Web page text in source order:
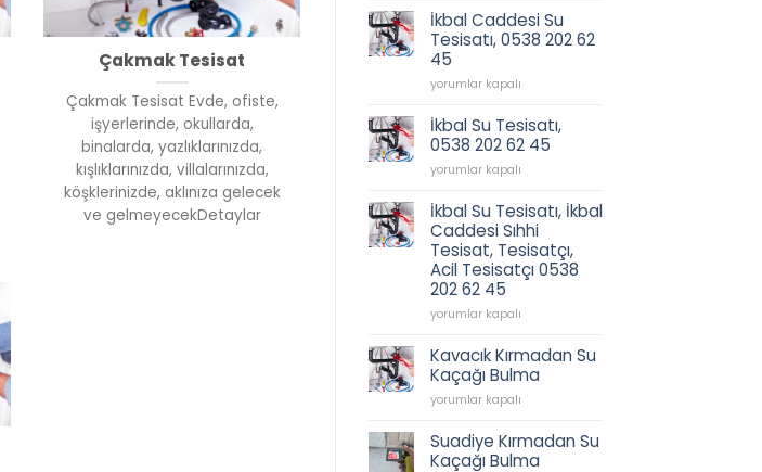
Çakmak Tesisat
Çakmak Tesisat Evde, ofiste,
işyerlerinde, okullarda,
binalarda, yazlıklarınızda,
kışlıklarınızda, villalarınızda,
köşklerinizde, aklınıza gelecek
ve gelmeyecekDetaylar
için
için
İkbal Caddesi Su
Tesisatı, 0538 202 62
45
İkbal
Su
Tesisatı,
0538
202
45
için
yorumlar kapalı
İkbal Su Tesisatı,
0538 202 62 45
İkbal
Tesisatı,
0538
202
62
45
için
yorumlar kapalı
İkbal Su Tesisatı, İkbal
Caddesi Sıhhi
Tesisat, Tesisatçı,
Acil Tesisatçı 0538
202 62 45
İkbal
Tesisatı,
İkbal
Caddesi
Sıhhi
Tesisatçı,
Acil
yorumlar kapalı
Kavacık Kırmadan Su
Kaçağı Bulma
Kavacık
Su
Kaçağı
Bulma
yorumlar kapalı
Suadiye Kırmadan Su
Kaçağı Bulma